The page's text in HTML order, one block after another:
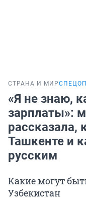
СТРАНА И МИР
«Я не знаю,
зарплаты»:
рассказала,
Ташкенте и
русским
Какие могут
Узбекистан